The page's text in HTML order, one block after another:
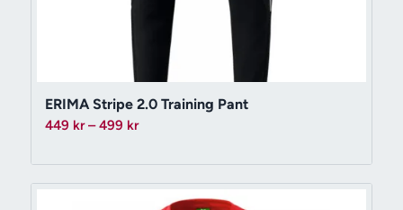
ERIMA Stripe 2.0 Training Pant
449 kr – 499 krPrisintervall:
till
499 kr